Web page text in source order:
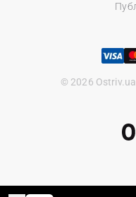
© 2026 Ostriv.ua